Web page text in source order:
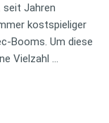
seit Jahren
kostspieliger
Booms. Um diese
Vielzahl …